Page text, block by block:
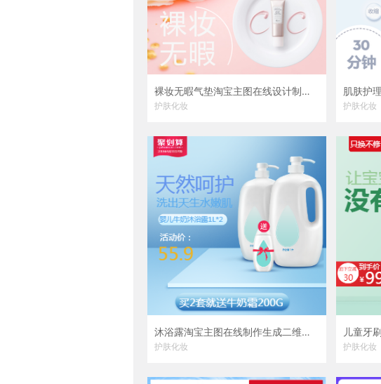
裸妆无暇气垫淘宝主图在线设计制作生成二维码模板图片
护肤化妆 护肤化妆
沐浴露淘宝主图在线制作生成二维码模板图片
护肤化妆 护肤化妆